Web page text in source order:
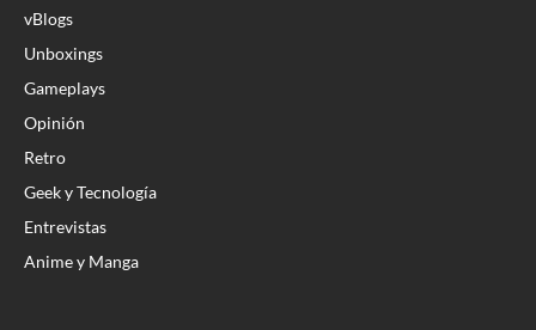
vBlogs
Unboxings
Gameplays
Opinión
Retro
Geek y Tecnología
Entrevistas
Anime y Manga